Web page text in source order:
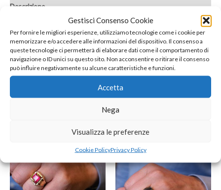
Gestisci Consenso Cookie
Per fornire le migliori esperienze, utilizziamo tecnologie come i cookie per
memorizzare e/o accedere alle informazioni del dispositivo. Il consenso a
queste tecnologie ci permetterà di elaborare dati come il comportamento di
navigazione o ID unici su questo sito. Non acconsentire o ritirare il consenso
può influire negativamente su alcune caratteristiche e funzioni.
Accetta
Nega
Visualizza le preferenze
Cookie PolicyPrivacy Policy
Descrizione
Anello Serie Regina in Oro Arancio Apricot, Giallo Sunrise e Giallo
Lemon Bamboo 18Kt con Brillantict.0.36